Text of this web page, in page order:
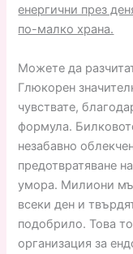
енергични през
по-малко храна.
Можете да
Глюкорен
чувствате,
формула.
незабавно
предотвратяване
умора. Милиони
всеки ден и
подобрило. Това
организация за